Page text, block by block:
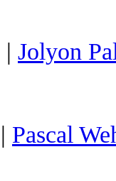
| Jolyon
| Pascal